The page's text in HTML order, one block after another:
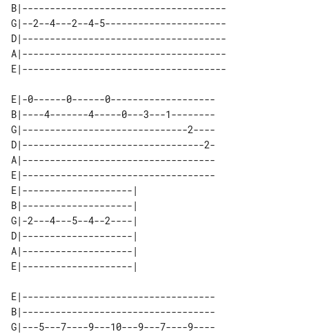
B|-------------------------------------
G|--2--4---2--4-5----------------------
D|-------------------------------------
A|-------------------------------------
E|-0------0------0-------------------
B|----4-------4-----0---3---1--------
G|------------------------------2----
D|---------------------------------2-
A|-----------------------------------
E|-----------------------------------
E|--------------------|
B|--------------------|
G|-2---4---5--4--2----|
D|--------------------|
A|--------------------|
E|-----------------------------------
B|-----------------------------------
G|---5---7----9---10---9---7----9----